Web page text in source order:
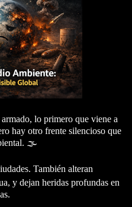
lo primero que viene a
hay otro frente silencioso que
🌫️
También alteran
y dejan heridas profundas en